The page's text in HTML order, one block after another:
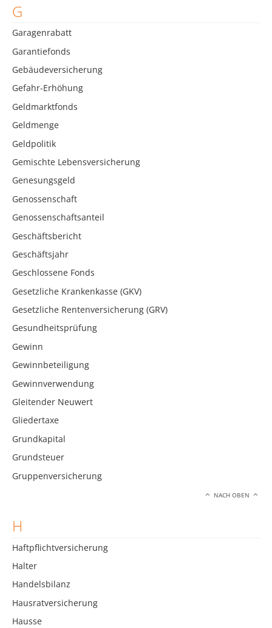
G
Garagenrabatt
Garantiefonds
Gebäudeversicherung
Gefahr-Erhöhung
Geldmarktfonds
Geldmenge
Geldpolitik
Gemischte Lebensversicherung
Genesungsgeld
Genossenschaft
Genossenschaftsanteil
Geschäftsbericht
Geschäftsjahr
Geschlossene Fonds
Gesetzliche Krankenkasse (GKV)
Gesetzliche Rentenversicherung (GRV)
Gesundheitsprüfung
Gewinn
Gewinnbeteiligung
Gewinnverwendung
Gleitender Neuwert
Gliedertaxe
Grundkapital
Grundsteuer
Gruppenversicherung
NACH OBEN
H
Haftpflichtversicherung
Halter
Handelsbilanz
Hausratversicherung
Hausse